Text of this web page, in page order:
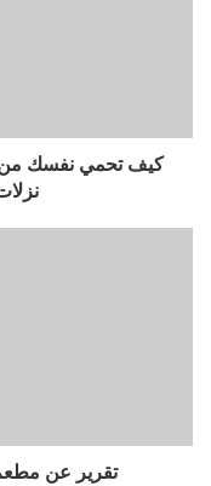
كيف تحمي نفسك من
تقرير عن